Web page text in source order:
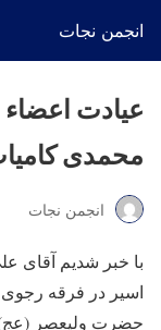
انجمن نجات
عیادت
محمدی
انجمن نجات
با خبر شدیم آقای
اسیر در فرقه رجوی
حضرت ولیعصر (عج)